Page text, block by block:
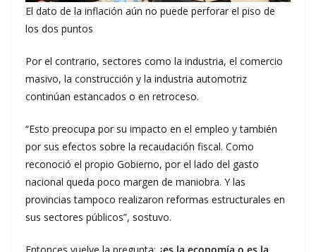
El dato de la inflación aún no puede perforar el piso de
los dos puntos
Por el contrario, sectores como la industria, el comercio
masivo, la construcción y la industria automotriz
continúan estancados o en retroceso.
“Esto preocupa por su impacto en el empleo y también
por sus efectos sobre la recaudación fiscal. Como
reconoció el propio Gobierno, por el lado del gasto
nacional queda poco margen de maniobra. Y las
provincias tampoco realizaron reformas estructurales en
sus sectores públicos”, sostuvo.